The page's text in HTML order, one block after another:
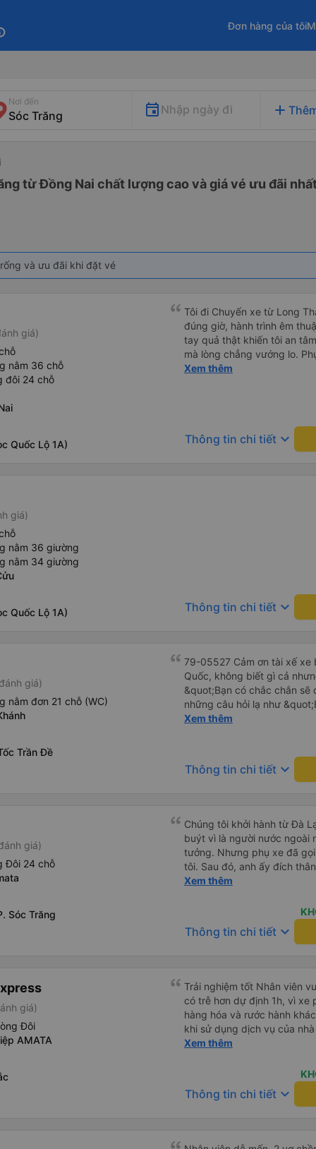
Đơn hàng của tôi
Nơi đến
Nhập ngày đi add
từ Đồng Nai chất lượng cao và giá vé ưu đãi
và ưu đãi khi đặt vé
giá)
nằm 36 chỗ
đôi 24 chỗ
Quốc Lộ 1A)
Tôi đi Chuyến xe từ Long
đúng giờ, hành trình êm
tay quả thật khiến tôi an tâm, mãn ý. Đường xa muôn dặm
mà lòng chẳng vướng lo.
cẩn, hiếm thấy giữa thời
Xem thêm
Thông tin chi tiết keyboard_arrow_down
giá)
nằm 36 giường
nằm 34 giường
Quốc Lộ 1A)
Thông tin chi tiết keyboard_arrow_down
giá)
nằm đơn 21 chỗ (WC)
Trần Đề
79-05527 Cảm ơn tài xế xe
Quốc, không biết gì cả
&quot;Bạn có chắc chắn sẽ
những câu hỏi lạ như
sạn của chúng tôi
và thậm chí còn đón tôi tại
buổi sáng. ngu ngốc đến
buýt 79-05527 rất nhiều tài
không biết gì nhưng tài xế
liên tục hỏi trên Google
hỏi những câu hỏi kỳ lạ,
khách sạn của chúng tôi
2h30 sáng nhưng lúc đó
bằng xe limousine vào
vì tôi trông ngu ngốc quá..
tài xế thì sẽ rất nguy
nào, &quot;B Bạn bị sao
bạn vậy?&quot; Bây giờ là
bằng xe bu lông Limousine.
tôi quá ngu ngốc. Tôi vẫn
nếu không có tài xế... Cảm
Xem thêm
Thông tin chi tiết keyboard_arrow_down
giá)
Đôi 24 chỗ
Sóc Trăng
Chúng tôi khởi hành từ Đà
buýt vì là người nước ngoài
tưởng. Nhưng phụ xe đã
tôi. Sau đó, anh ấy đích
tiên đi xe giường nằm với
uống. Tôi rất ngạc nhiên
Thơ và mọi người xuống
thức chúng tôi dậy và đảm
Xem thêm
Thông tin chi tiết keyboard_arrow_down
giá)
Đôi
AMATA
Trải nghiệm tốt Nhân viên
có trễ hơn dự định 1h, vì xe
hàng hóa và rước hành
khi sử dụng dịch vụ của
thiệu cho người thân sử
Xem thêm
Thông tin chi tiết keyboard_arrow_down